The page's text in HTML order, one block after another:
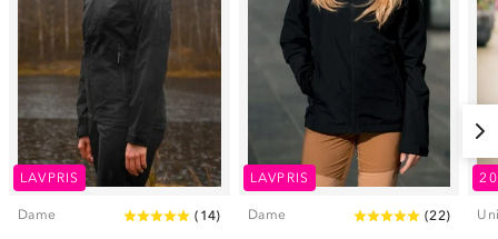
LAVPRIS
Dame ( 14)
LAVPRIS
Dame (22)